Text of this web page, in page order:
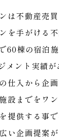
は不動産売買
を手がける
60棟の宿泊
メント実績が
仕入から企画
設までをワ
提供する事
い企画提案